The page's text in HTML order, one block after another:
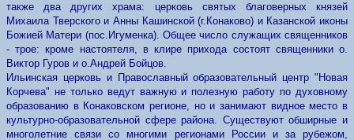
также два других храма: церковь святых благоверных князей
Михаила Тверского и Анны Кашинской (г.Конаково) и Казанской иконы
Божией Матери (пос.Игуменка). Общее число служащих священников
- трое: кроме настоятеля, в клире прихода состоят священники о.
Виктор Гуров и о.Андрей Бойцов.
Ильинская церковь и Православный образовательный центр "Новая
Корчева" не только ведут важную и полезную работу по духовному
образованию в Конаковском регионе, но и занимают видное место в
культурно-образовательной сфере района. Существуют обширные и
многолетние связи со многими регионами России и за рубежом,